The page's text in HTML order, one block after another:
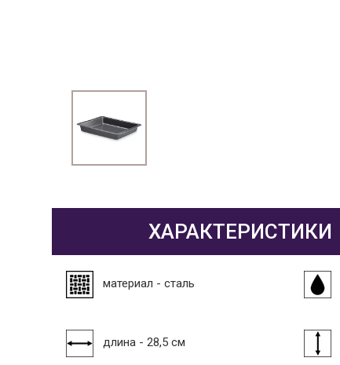
ХАРАКТЕРИСТИКИ
материал - сталь
длина - 28,5 см